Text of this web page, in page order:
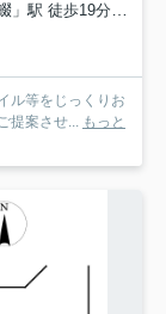
」駅 徒歩19分
ル等をじっくりお
提案させ... もっと